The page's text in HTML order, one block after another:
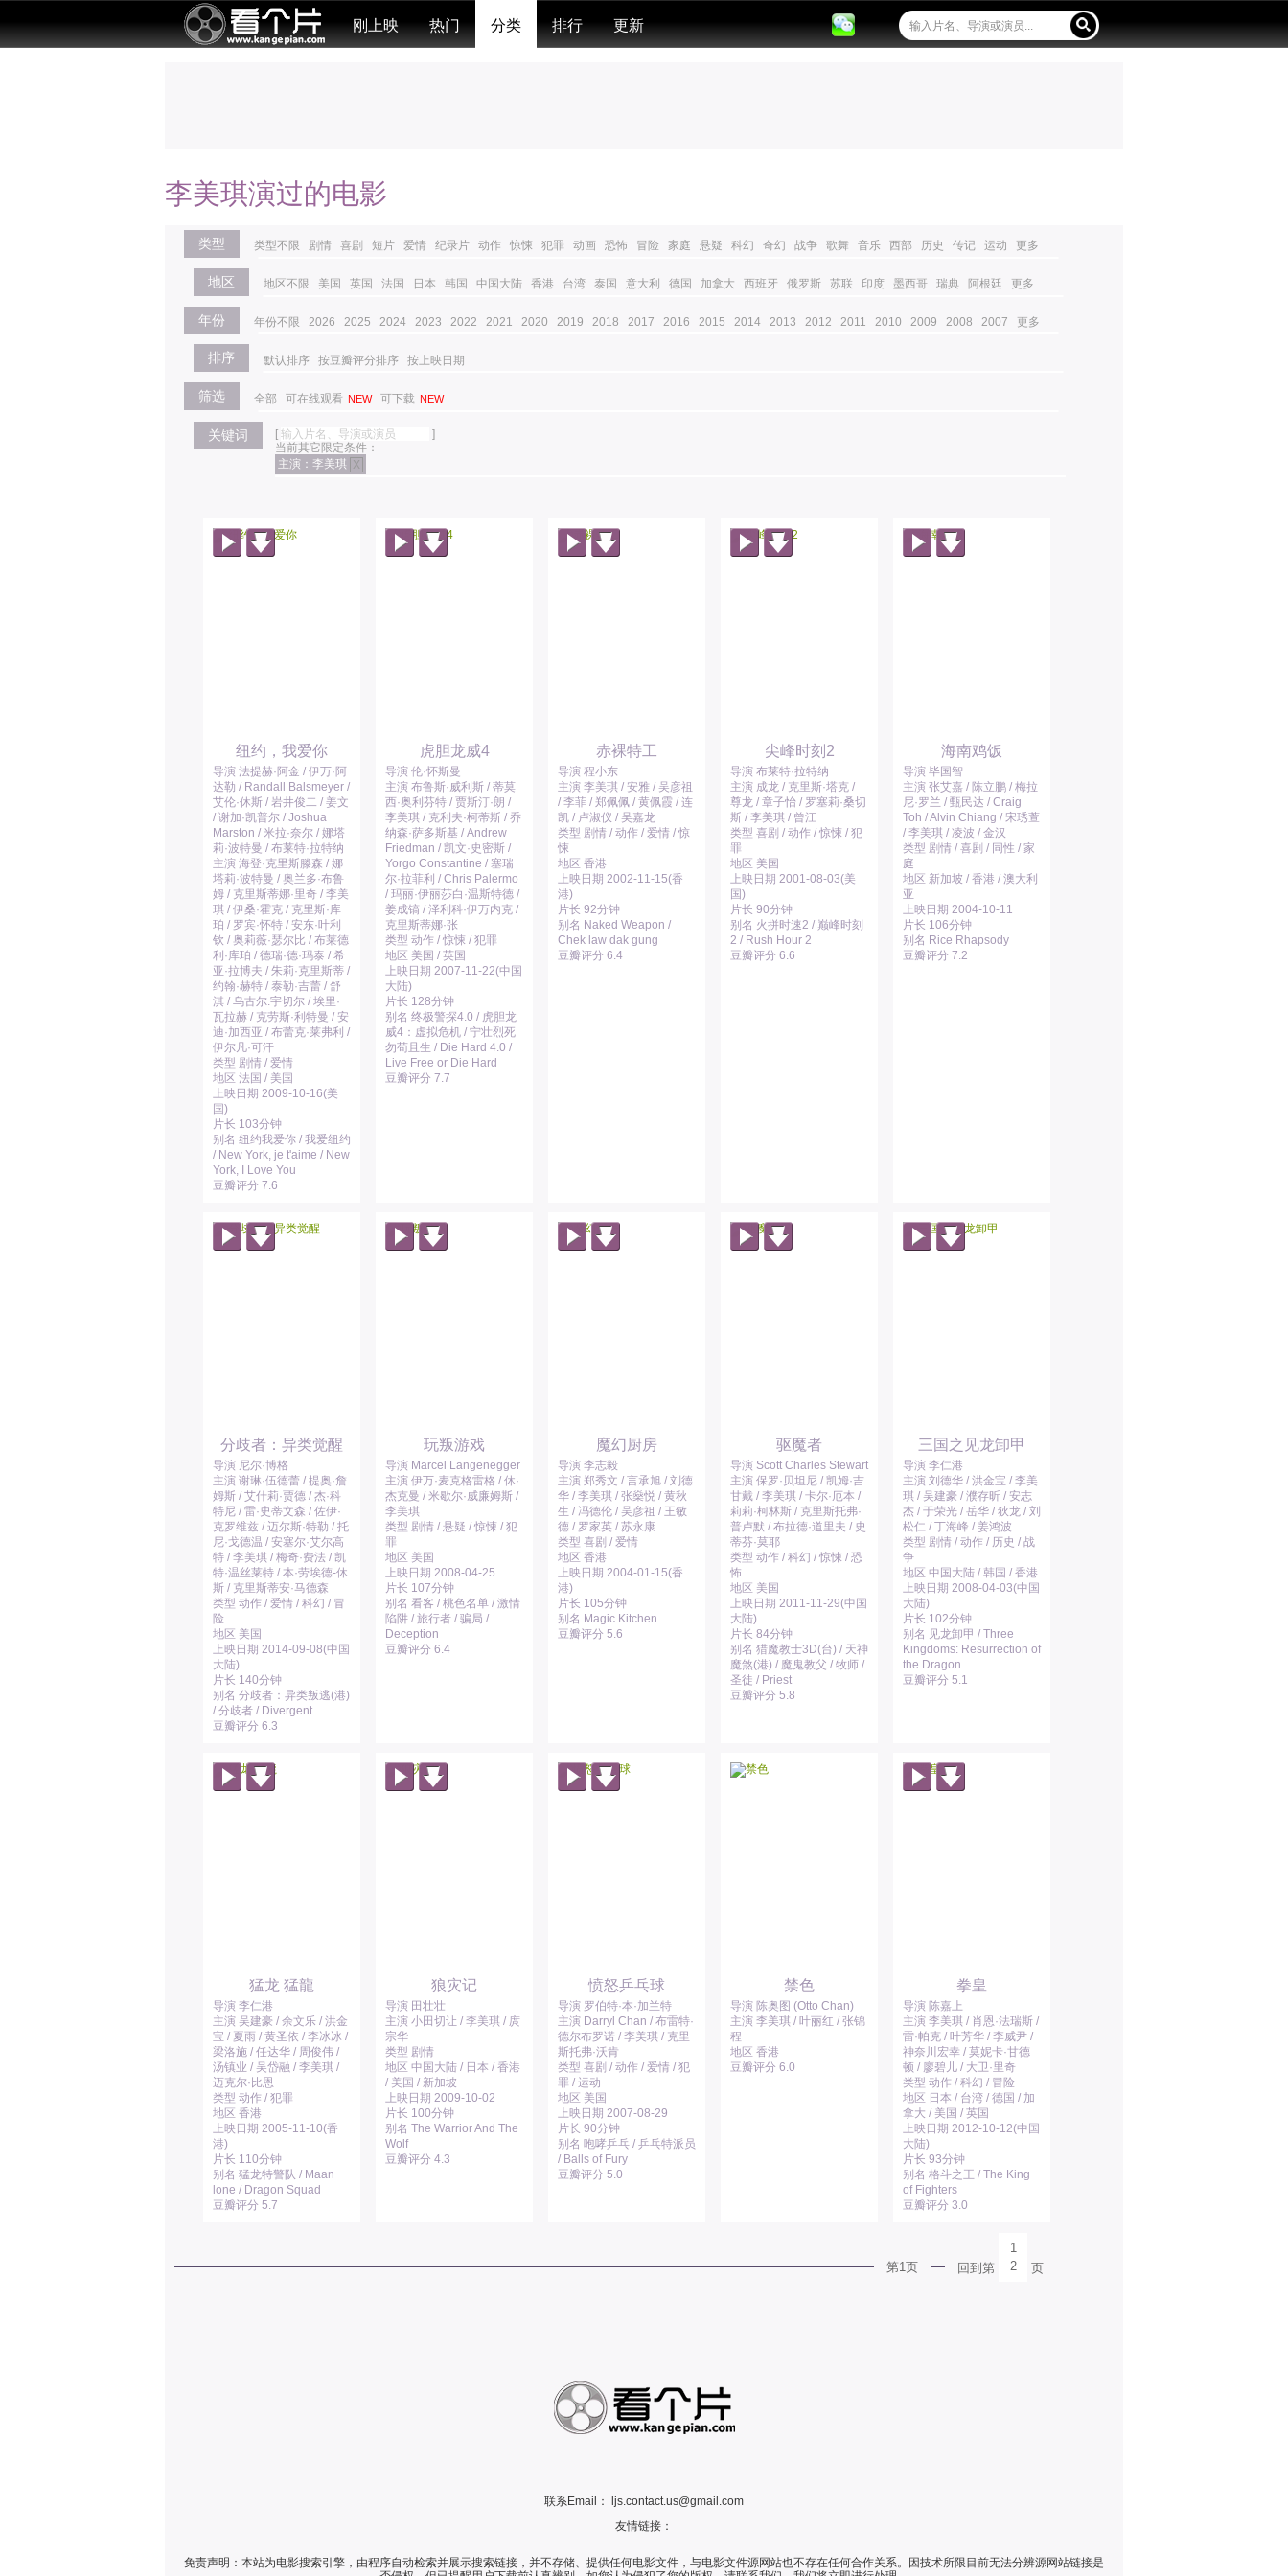
刚上映 热门 分类 排行 更新
李美琪演过的电影
类型 类型不限 剧情 喜剧 短片 爱情 纪录片 动作 惊悚 犯罪 动画 恐怖 冒险 家庭 悬疑 科幻 奇幻 战争 歌舞 音乐 西部 历史 传记 运动 更多
地区 地区不限 美国 英国 法国 日本 韩国 中国大陆 香港 台湾 泰国 意大利 德国 加拿大 西班牙 俄罗斯 苏联 印度 墨西哥 瑞典 阿根廷 更多
年份 年份不限 2026 2025 2024 2023 2022 2021 2020 2019 2018 2017 2016 2015 2014 2013 2012 2011 2010 2009 2008 2007 更多
排序 默认排序 按豆瓣评分排序 按上映日期
筛选 全部 可在线观看 NEW 可下载 NEW
关键词 [
]
当前其它限定条件：
主演：李美琪 X
纽约，我爱你
导演 法提赫·阿金 / 伊万·阿
达勒 / Randall Balsmeyer /
艾伦·休斯 / 岩井俊二 / 姜文
/ 谢加·凯普尔 / Joshua
Marston / 米拉·奈尔 / 娜塔
莉·波特曼 / 布莱特·拉特纳
主演 海登·克里斯滕森 / 娜
塔莉·波特曼 / 奥兰多·布鲁
姆 / 克里斯蒂娜·里奇 / 李美
琪 / 伊桑·霍克 / 克里斯·库
珀 / 罗宾·怀特 / 安东·叶利
钦 / 奥莉薇·瑟尔比 / 布莱德
利·库珀 / 德瑞·德·玛泰 / 希
亚·拉博夫 / 朱莉·克里斯蒂 /
约翰·赫特 / 泰勒·吉蕾 / 舒
淇 / 乌古尔.宇切尔 / 埃里·
瓦拉赫 / 克劳斯·利特曼 / 安
迪·加西亚 / 布蕾克·莱弗利 /
伊尔凡·可汗
类型 剧情 / 爱情
地区 法国 / 美国
上映日期 2009-10-16(美
国)
片长 103分钟
别名 纽约我爱你 / 我爱纽约
/ New York, je t'aime / New
York, I Love You
豆瓣评分 7.6
虎胆龙威4
导演 伦·怀斯曼
主演 布鲁斯·威利斯 / 蒂莫
西·奥利芬特 / 贾斯汀·朗 /
李美琪 / 克利夫·柯蒂斯 / 乔
纳森·萨多斯基 / Andrew
Friedman / 凯文·史密斯 /
Yorgo Constantine / 塞瑞
尔·拉菲利 / Chris Palermo
/ 玛丽·伊丽莎白·温斯特德 /
姜成镐 / 泽利科·伊万内克 /
克里斯蒂娜·张
类型 动作 / 惊悚 / 犯罪
地区 美国 / 英国
上映日期 2007-11-22(中国
大陆)
片长 128分钟
别名 终极警探4.0 / 虎胆龙
威4：虚拟危机 / 宁壮烈死
勿苟且生 / Die Hard 4.0 /
Live Free or Die Hard
豆瓣评分 7.7
赤裸特工
导演 程小东
主演 李美琪 / 安雅 / 吴彦祖
/ 李菲 / 郑佩佩 / 黄佩霞 / 连
凯 / 卢淑仪 / 吴嘉龙
类型 剧情 / 动作 / 爱情 / 惊
悚
地区 香港
上映日期 2002-11-15(香
港)
片长 92分钟
别名 Naked Weapon /
Chek law dak gung
豆瓣评分 6.4
尖峰时刻2
导演 布莱特·拉特纳
主演 成龙 / 克里斯·塔克 /
尊龙 / 章子怡 / 罗塞莉·桑切
斯 / 李美琪 / 曾江
类型 喜剧 / 动作 / 惊悚 / 犯
罪
地区 美国
上映日期 2001-08-03(美
国)
片长 90分钟
别名 火拼时速2 / 巅峰时刻
2 / Rush Hour 2
豆瓣评分 6.6
海南鸡饭
导演 毕国智
主演 张艾嘉 / 陈立鹏 / 梅拉
尼·罗兰 / 甄民达 / Craig
Toh / Alvin Chiang / 宋琇萱
/ 李美琪 / 凌波 / 金汉
类型 剧情 / 喜剧 / 同性 / 家
庭
地区 新加坡 / 香港 / 澳大利
亚
上映日期 2004-10-11
片长 106分钟
别名 Rice Rhapsody
豆瓣评分 7.2
分歧者：异类觉醒
导演 尼尔·博格
主演 谢琳·伍德蕾 / 提奥·詹
姆斯 / 艾什莉·贾德 / 杰·科
特尼 / 雷·史蒂文森 / 佐伊·
克罗维兹 / 迈尔斯·特勒 / 托
尼·戈德温 / 安塞尔·艾尔高
特 / 李美琪 / 梅奇·费法 / 凯
特·温丝莱特 / 本·劳埃德-休
斯 / 克里斯蒂安·马德森
类型 动作 / 爱情 / 科幻 / 冒
险
地区 美国
上映日期 2014-09-08(中国
大陆)
片长 140分钟
别名 分歧者：异类叛逃(港)
/ 分歧者 / Divergent
豆瓣评分 6.3
玩叛游戏
导演 Marcel Langenegger
主演 伊万·麦克格雷格 / 休·
杰克曼 / 米歇尔·威廉姆斯 /
李美琪
类型 剧情 / 悬疑 / 惊悚 / 犯
罪
地区 美国
上映日期 2008-04-25
片长 107分钟
别名 看客 / 桃色名单 / 激情
陷阱 / 旅行者 / 骗局 /
Deception
豆瓣评分 6.4
魔幻厨房
导演 李志毅
主演 郑秀文 / 言承旭 / 刘德
华 / 李美琪 / 张燊悦 / 黄秋
生 / 冯德伦 / 吴彦祖 / 王敏
德 / 罗家英 / 苏永康
类型 喜剧 / 爱情
地区 香港
上映日期 2004-01-15(香
港)
片长 105分钟
别名 Magic Kitchen
豆瓣评分 5.6
驱魔者
导演 Scott Charles Stewart
主演 保罗·贝坦尼 / 凯姆·吉
甘戴 / 李美琪 / 卡尔·厄本 /
莉莉·柯林斯 / 克里斯托弗·
普卢默 / 布拉德·道里夫 / 史
蒂芬·莫耶
类型 动作 / 科幻 / 惊悚 / 恐
怖
地区 美国
上映日期 2011-11-29(中国
大陆)
片长 84分钟
别名 猎魔教士3D(台) / 天神
魔煞(港) / 魔鬼教父 / 牧师 /
圣徒 / Priest
豆瓣评分 5.8
三国之见龙卸甲
导演 李仁港
主演 刘德华 / 洪金宝 / 李美
琪 / 吴建豪 / 濮存昕 / 安志
杰 / 于荣光 / 岳华 / 狄龙 / 刘
松仁 / 丁海峰 / 姜鸿波
类型 剧情 / 动作 / 历史 / 战
争
地区 中国大陆 / 韩国 / 香港
上映日期 2008-04-03(中国
大陆)
片长 102分钟
别名 见龙卸甲 / Three
Kingdoms: Resurrection of
the Dragon
豆瓣评分 5.1
猛龙 猛龍
导演 李仁港
主演 吴建豪 / 余文乐 / 洪金
宝 / 夏雨 / 黄圣依 / 李冰冰 /
梁洛施 / 任达华 / 周俊伟 /
汤镇业 / 吴岱融 / 李美琪 /
迈克尔·比恩
类型 动作 / 犯罪
地区 香港
上映日期 2005-11-10(香
港)
片长 110分钟
别名 猛龙特警队 / Maan
lone / Dragon Squad
豆瓣评分 5.7
狼灾记
导演 田壮壮
主演 小田切让 / 李美琪 / 庹
宗华
类型 剧情
地区 中国大陆 / 日本 / 香港
/ 美国 / 新加坡
上映日期 2009-10-02
片长 100分钟
别名 The Warrior And The
Wolf
豆瓣评分 4.3
愤怒乒乓球
导演 罗伯特·本·加兰特
主演 Darryl Chan / 布雷特·
德尔布罗诺 / 李美琪 / 克里
斯托弗·沃肯
类型 喜剧 / 动作 / 爱情 / 犯
罪 / 运动
地区 美国
上映日期 2007-08-29
片长 90分钟
别名 咆哮乒乓 / 乒乓特派员
/ Balls of Fury
豆瓣评分 5.0
禁色
导演 陈奥图 (Otto Chan)
主演 李美琪 / 叶丽红 / 张锦
程
地区 香港
豆瓣评分 6.0
拳皇
导演 陈嘉上
主演 李美琪 / 肖恩·法瑞斯 /
雷·帕克 / 叶芳华 / 李威尹 /
神奈川宏幸 / 莫妮卡·甘德
顿 / 廖碧儿 / 大卫·里奇
类型 动作 / 科幻 / 冒险
地区 日本 / 台湾 / 德国 / 加
拿大 / 美国 / 英国
上映日期 2012-10-12(中国
大陆)
片长 93分钟
别名 格斗之王 / The King
of Fighters
豆瓣评分 3.0
第1页 回到第
1
2
页
联系Email：
ljs.contact.us@gmail.com
友情链接：
免责声明：本站为电影搜索引擎，由程序自动检索并展示搜索链接，并不存储、提供任何电影文件，与电影文件源网站也不存在任何合作关系。因技术所限目前无法分辨源网站链接是